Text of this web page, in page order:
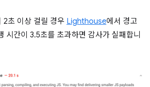
초 이상 걸릴 경우 Lighthouse에서 경고
시간이 3.5초를 초과하면 감사가 실패합니